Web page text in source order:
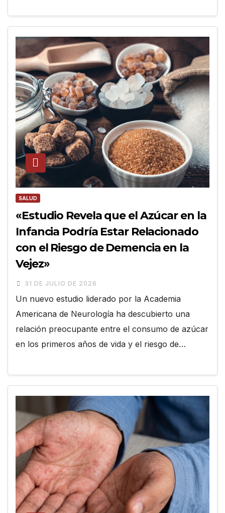
SALUD
«Estudio Revela que el Azúcar en la
Infancia Podría Estar Relacionado
con el Riesgo de Demencia en la
Vejez»
31 DE JULIO DE 2026
Un nuevo estudio liderado por la Academia
Americana de Neurología ha descubierto una
relación preocupante entre el consumo de azúcar
en los primeros años de vida y el riesgo de…